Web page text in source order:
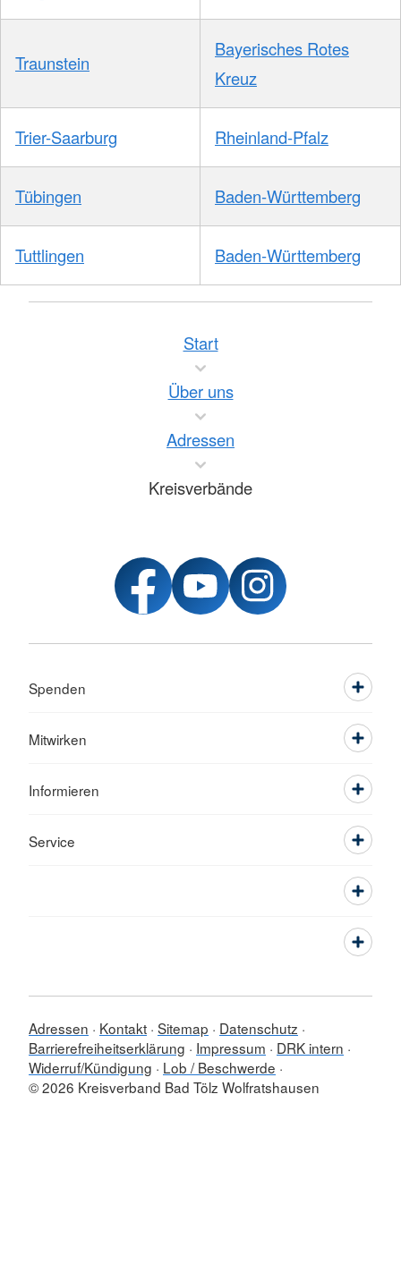
Traunstein
Bayerisches Rotes
Kreuz
Trier-Saarburg Rheinland-Pfalz
Tübingen Baden-Württemberg
Tuttlingen Baden-Württemberg
Start
Über uns
Adressen
Kreisverbände
Spenden
Mitwirken
Informieren
Service
Adressen Kontakt Sitemap
Datenschutz
Barrierefreiheitserklärung
Impressum
DRK intern
Widerruf/Kündigung
Lob / Beschwerde
© 2026 Kreisverband Bad Tölz Wolfratshausen